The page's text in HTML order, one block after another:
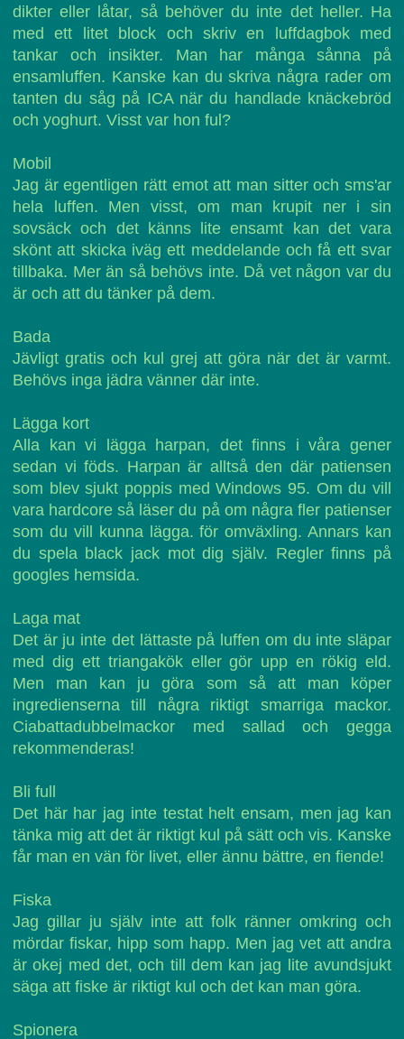
dikter eller låtar, så behöver du inte det heller. Ha
med ett litet block och skriv en luffdagbok med
tankar och insikter. Man har många sånna på
ensamluffen. Kanske kan du skriva några rader om
tanten du såg på ICA när du handlade knäckebröd
och yoghurt. Visst var hon ful?
Mobil
Jag är egentligen rätt emot att man sitter och sms'ar
hela luffen. Men visst, om man krupit ner i sin
sovsäck och det känns lite ensamt kan det vara
skönt att skicka iväg ett meddelande och få ett svar
tillbaka. Mer än så behövs inte. Då vet någon var du
är och att du tänker på dem.
Bada
Jävligt gratis och kul grej att göra när det är varmt.
Behövs inga jädra vänner där inte.
Lägga kort
Alla kan vi lägga harpan, det finns i våra gener
sedan vi föds. Harpan är alltså den där patiensen
som blev sjukt poppis med Windows 95. Om du vill
vara hardcore så läser du på om några fler patienser
som du vill kunna lägga. för omväxling. Annars kan
du spela black jack mot dig själv. Regler finns på
googles hemsida.
Laga mat
Det är ju inte det lättaste på luffen om du inte släpar
med dig ett triangakök eller gör upp en rökig eld.
Men man kan ju göra som så att man köper
ingredienserna till några riktigt smarriga mackor.
Ciabattadubbelmackor med sallad och gegga
rekommenderas!
Bli full
Det här har jag inte testat helt ensam, men jag kan
tänka mig att det är riktigt kul på sätt och vis. Kanske
får man en vän för livet, eller ännu bättre, en fiende!
Fiska
Jag gillar ju själv inte att folk ränner omkring och
mördar fiskar, hipp som happ. Men jag vet att andra
är okej med det, och till dem kan jag lite avundsjukt
säga att fiske är riktigt kul och det kan man göra.
Spionera